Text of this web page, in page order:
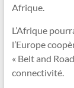
Afrique.
L’Afrique
l’Europe
« Belt and
connectivité.